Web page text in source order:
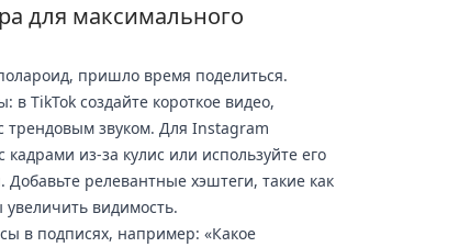
для максимального
пришло время поделиться.
TikTok создайте короткое видео,
трендовым звуком. Для Instagram
из-за кулис или используйте его
релевантные хэштеги, такие как
видимость.
в подписях, например: «Какое